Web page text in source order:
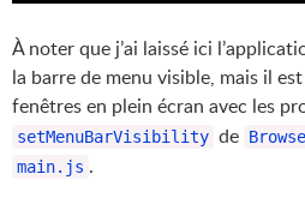
À noter que j’ai laissé ici
la barre de menu visible, mais il
fenêtres en plein écran avec les
setMenuBarVisibility de
main.js .